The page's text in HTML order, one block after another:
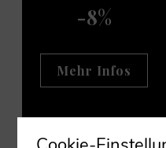
-8%
Mehr Infos